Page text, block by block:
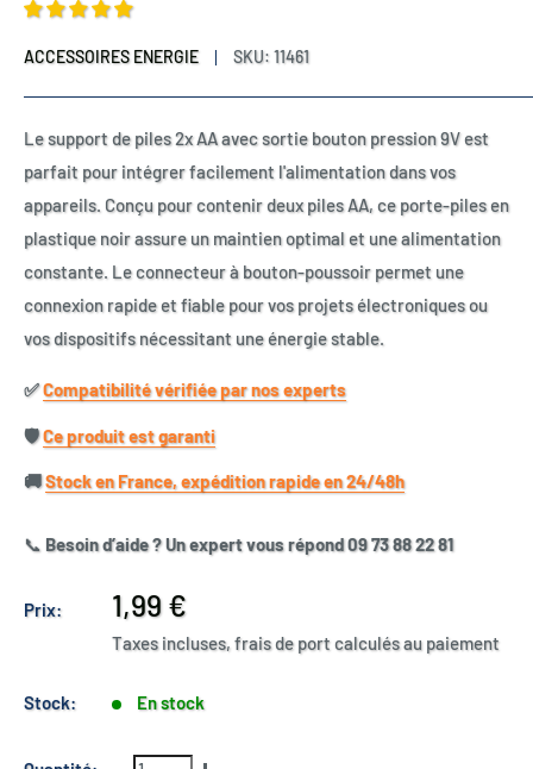
ACCESSOIRES ENERGIE SKU: 11461
Le support de piles 2x AA avec sortie bouton pression 9V est
parfait pour intégrer facilement l'alimentation dans vos
appareils. Conçu pour contenir deux piles AA, ce porte-piles en
plastique noir assure un maintien optimal et une alimentation
constante. Le connecteur à bouton-poussoir permet une
connexion rapide et fiable pour vos projets électroniques ou
vos dispositifs nécessitant une énergie stable.
✅​Compatibilité vérifiée par nos experts
🛡️​Ce produit est garanti
🚚​Stock en France, expédition rapide en 24/48h
📞 Besoin d’aide ? Un expert vous répond 09 73 88 22 81
Prix:
Prix
réduit
1,99 €
Taxes incluses, frais de port calculés au paiement
Stock: En stock